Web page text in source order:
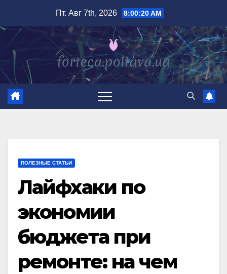
содержимому
Пт. Авг 7th, 2026 8:00:21 AM
ПОЛЕЗНЫЕ СТАТЬИ
Лайфхаки по
экономии
бюджета при
ремонте: на чем